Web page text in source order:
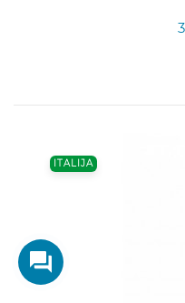
ITALIJA